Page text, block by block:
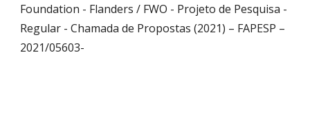
Foundation - Flanders / FWO - Projeto de Pesquisa -
Regular - Chamada de Propostas (2021) – FAPESP –
2021/05603-